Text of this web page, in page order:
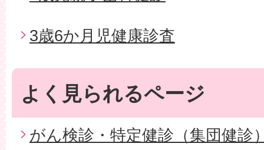
3歳6か月児健康診査
よく見られるページ
がん検診・特定健診（集団健診